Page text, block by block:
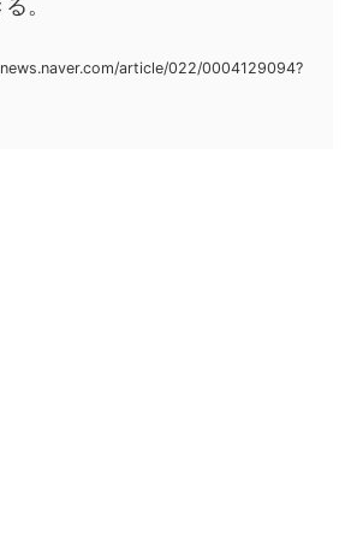
。
article/022/0004129094?